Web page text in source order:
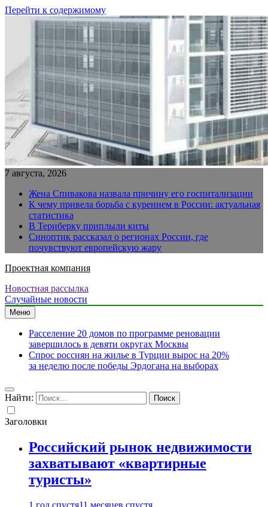
Перейти к содержимому
7 августа, 2026
Жена Спивакова назвала причину его госпитализации
К чему привела борьба с курением в России: актуальная
статистика
В Териберку приплыли киты
Синоптик рассказал о регионах России, где
почувствуют европейскую жару
Проектная компания
Новостная рассылка
Случайные новости
Меню
Расселение 20 домов по программе реновации
завершилось в девяти округах Москвы
Спрос россиян на жилье в Турции вырос на 20%
за неделю после победы Эрдогана на выборах
Найти:
Заголовки
Российский рынок недвижимости
захватывают «квартирные
туристы»
1 год спустя11 месяцев спустя